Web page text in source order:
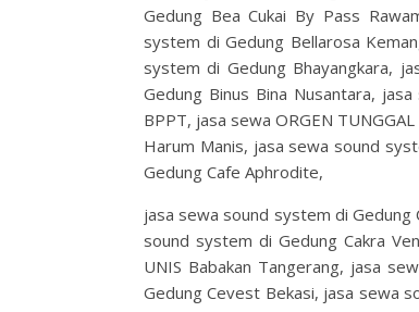
Gedung Bea Cukai By Pass
system di Gedung Bellarosa
system di Gedung Bhayangkara,
Gedung Binus Bina Nusantara,
BPPT, jasa sewa ORGEN
Harum Manis, jasa sewa sound
Gedung Cafe Aphrodite,
jasa sewa sound system di
sound system di Gedung Cakra
UNIS Babakan Tangerang, jasa
Gedung Cevest Bekasi, jasa sewa